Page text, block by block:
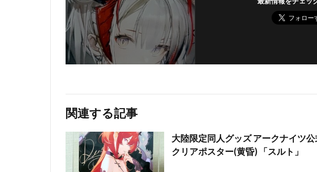
関連する記事
大陸限定同人グッズ アークナイツ
クリアポスター(黄昏) 「スルト」